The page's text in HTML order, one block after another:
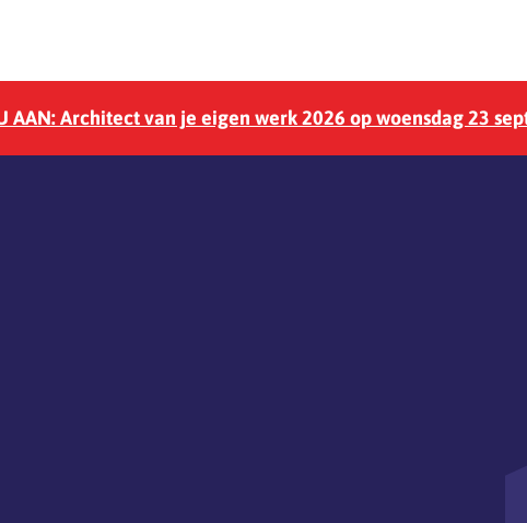
AAN: Architect van je eigen werk 2026 op woensdag 23